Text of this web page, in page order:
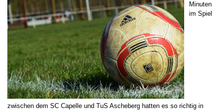
Minuten
im Spiel
zwischen dem SC Capelle und TuS Ascheberg hatten es so richtig in